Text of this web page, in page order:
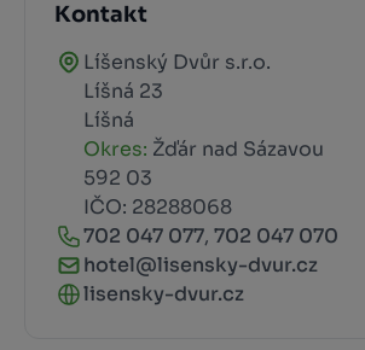
Kontakt
Líšenský Dvůr s.r.o.
Líšná 23
Líšná
Okres: Žďár nad Sázavou
592 03
IČO: 28288068
702 047 077, 702 047 070
hotel@lisensky-dvur.cz
lisensky-dvur.cz